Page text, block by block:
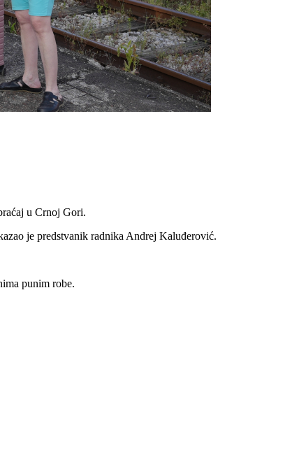
u Crnoj Gori.
je predstvanik radnika Andrej Kaluđerović.
punim robe.